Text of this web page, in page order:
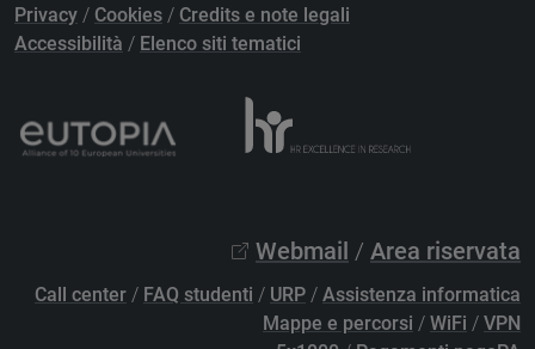
Privacy / Cookies / Credits e note legali
Accessibilità / Elenco siti tematici
Webmail / Area riservata
Call center / FAQ studenti / URP / Assistenza informatica
Mappe e percorsi / WiFi / VPN